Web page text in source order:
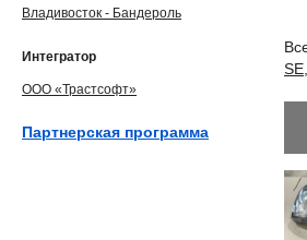
SE
Владивосток - Бандероль
Интегратор
ООО «Трастсофт»
Партнерская программа